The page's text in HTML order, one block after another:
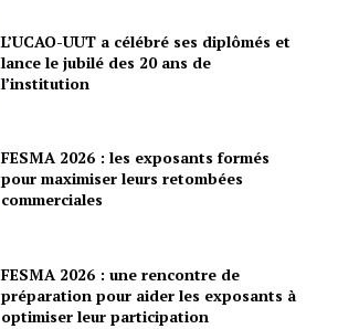
L’UCAO-UUT a célébré ses diplômés et
lance le jubilé des 20 ans de
l’institution
FESMA 2026 : les exposants formés
pour maximiser leurs retombées
commerciales
FESMA 2026 : une rencontre de
préparation pour aider les exposants à
optimiser leur participation